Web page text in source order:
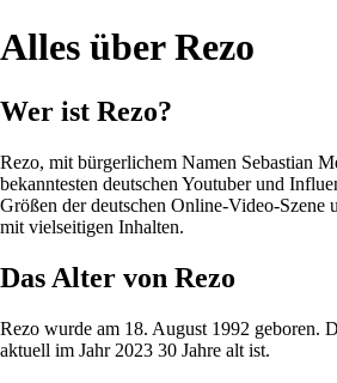
Alles über Rezo
Wer ist Rezo?
Rezo, mit bürgerlichem Namen Sebastian
bekanntesten deutschen Youtuber und
Größen der deutschen Online-Video-Szene
mit vielseitigen Inhalten.
Das Alter von Rezo
Rezo wurde am 18. August 1992 geboren.
aktuell im Jahr 2023 30 Jahre alt ist.